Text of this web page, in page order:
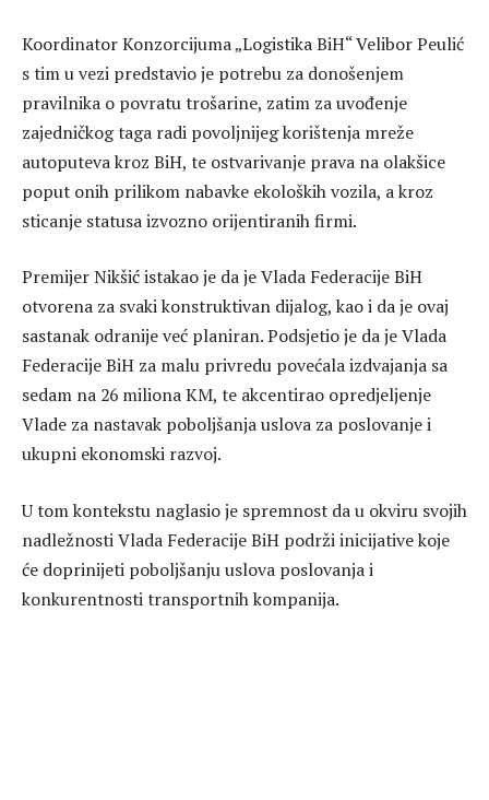
Koordinator Konzorcijuma „Logistika BiH“ Velibor Peulić
s tim u vezi predstavio je potrebu za donošenjem
pravilnika o povratu trošarine, zatim za uvođenje
zajedničkog taga radi povoljnijeg korištenja mreže
autoputeva kroz BiH, te ostvarivanje prava na olakšice
poput onih prilikom nabavke ekoloških vozila, a kroz
sticanje statusa izvozno orijentiranih firmi.
Premijer Nikšić istakao je da je Vlada Federacije BiH
otvorena za svaki konstruktivan dijalog, kao i da je ovaj
sastanak odranije već planiran. Podsjetio je da je Vlada
Federacije BiH za malu privredu povećala izdvajanja sa
sedam na 26 miliona KM, te akcentirao opredjeljenje
Vlade za nastavak poboljšanja uslova za poslovanje i
ukupni ekonomski razvoj.
U tom kontekstu naglasio je spremnost da u okviru svojih
nadležnosti Vlada Federacije BiH podrži inicijative koje
će doprinijeti poboljšanju uslova poslovanja i
konkurentnosti transportnih kompanija.